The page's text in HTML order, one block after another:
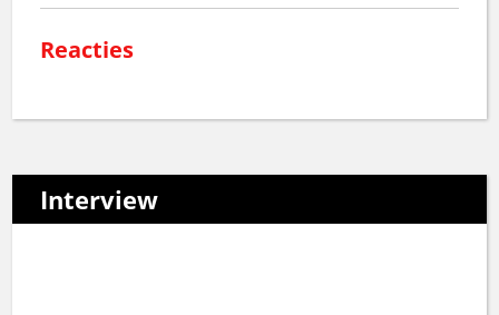
Reacties
Interview